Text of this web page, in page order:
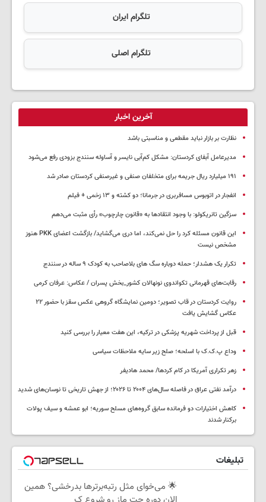
تلگرام ایران
تلگرام اصلی
آخرین اخبار
نظارت بر بازار نباید مقطعی و مناسبتی باشد
مدیرعامل آبفای کردستان: مشکل کم‌آبی نایسر و آساوله سنندج بزودی رفع می‌شود
۱۹۱ میلیارد ریال جریمه برای متخلفان صنفی و غیرصنفی کردستان صادر شد
انفجار در اتوبوس مسافربری در جرمانا؛ دو کشته و ۱۳ زخمی + فیلم
سزگین تانریکولو: با وجود انتقادها به «قانون چارچوب» رأی مثبت می‌دهم
این قانون مسئله کرد را حل نمی‌کند، اما دری می‌گشاید/ بازگشت اعضای PKK هنوز
مشخص نیست
تکرار یک هشدار؛ حمله دوباره سگ های بلاصاحب به کودک ۹ ساله در سنندج
رقابت‌های قهرمانی تکواندوی نونهالان کشور_بخش پسران / عکاس: عرفان کرمی
روایت کردستان در قاب تصویر؛ دومین نمایشگاه گروهی عکس سقز با حضور ۲۲
عکاس گشایش یافت
قبل از پرداخت شهریه پزشکی در ترکیه، این هفت معیار را بررسی کنید
وداع پ.ک.ک با اسلحه؛ صلح زیر سایه ملاحظات سیاسی
زهر تکراری آمریکا در کام کردها/ محمد هادیفر
درآمد نفتی عراق در فاصله سال‌های ۲۰۰۴ تا ۲۰۲۶؛ از جهش تاریخی تا نوسان‌های شدید
کاهش اختیارات دو فرمانده سابق گروه‌های مسلح سوریه؛ ابو عمشه و سیف پولات
برکنار شدند
تبلیغات
🌟 می‌خوای مثل رتبه‌برترها بدرخشی؟ همین